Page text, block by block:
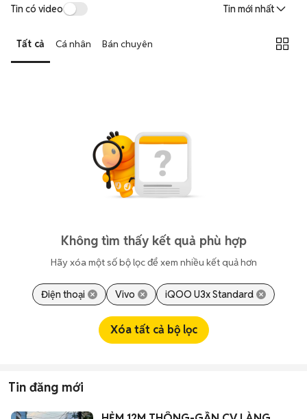
thận, test loa, camera, wifi... để đảm bảo máy không có lỗi phát sinh.
hai bên trao đổi giá cả linh hoạt và có thể chốt giao dịch ngay trong
ngày.
Tin có video Tin mới nhất
Tất cả Cá nhân Bán chuyên
Không tìm thấy kết quả phù hợp
Hãy xóa một số bộ lọc để xem nhiều kết quả hơn
Điện thoại Vivo iQOO U3x Standard
Xóa tất cả bộ lọc
Tin đăng mới